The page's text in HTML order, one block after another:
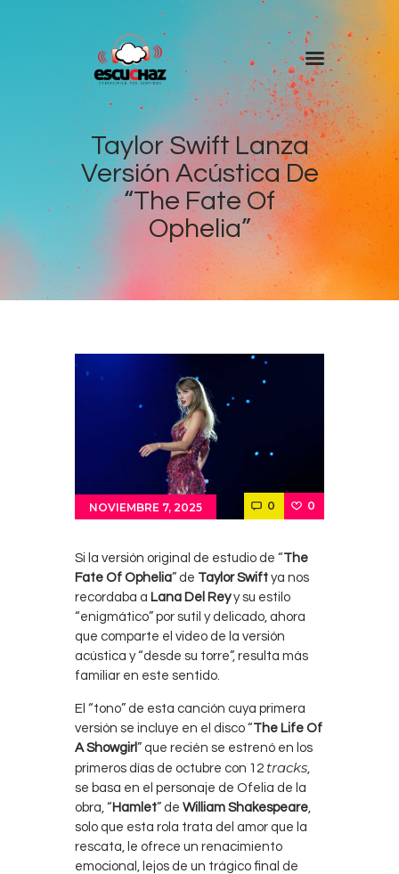
Taylor Swift Lanza
Versión Acústica De
“The Fate Of
Ophelia”
Inicio
Programas
DJ’s
Colaboradores
Noticias
+ Escuchaz
Contacto
NOVIEMBRE 7, 2025 0 0
Si la versión original de estudio de “The
Fate Of Ophelia” de Taylor Swift ya nos
recordaba a Lana Del Reyy su estilo
“enigmático” por sutil y delicado, ahora
que comparte el video de la versión
acústica y “desde su torre”, resulta más
familiar en este sentido.
El “tono” de esta canción cuya primera
versión se incluye en el disco “The Life Of
A Showgirl” que recién se estrenó en los
primeros días de octubre con 12 tracks
se basa en el personaje de Ofelia de la
obra, “ Hamlet” de William Shakespeare
solo que esta rola trata del amor que la
rescata, le ofrece un renacimiento
emocional, lejos de un trágico final de